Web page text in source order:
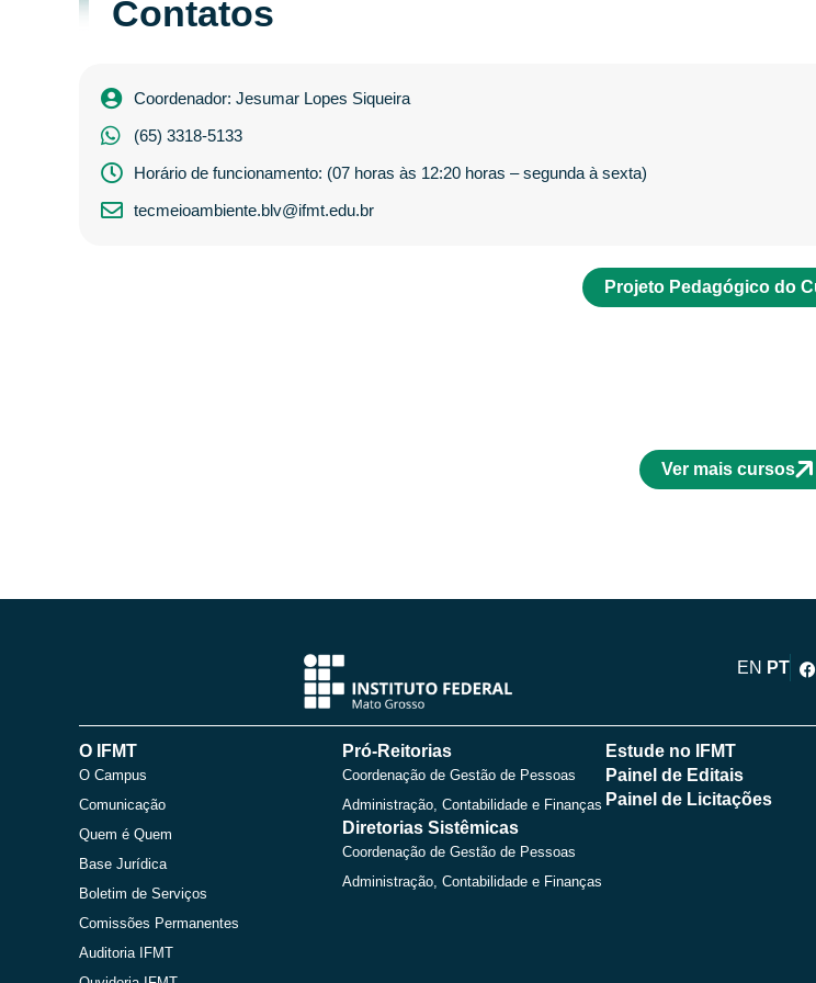
Contatos
Coordenador: Jesumar Lopes Siqueira
(65) 3318-5133
Horário de funcionamento: (07 horas às 12:20 horas – segunda à sexta)
tecmeioambiente.blv@ifmt.edu.br
Projeto Pedagógico do
Ver mais cursos
EN PT
F
a
b
O IFMT
O Campus
Comunicação
Quem é Quem
Base Jurídica
Boletim de Serviços
Comissões Permanentes
Auditoria IFMT
Pró-Reitorias
Coordenação de Gestão de Pessoas
Administração, Contabilidade e Finanças
Diretorias Sistêmicas
Coordenação de Gestão de Pessoas
Administração, Contabilidade e Finanças
Estude no IFMT
Painel de Editais
Painel de Licitações